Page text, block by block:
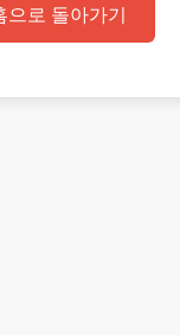
으로 돌아가기